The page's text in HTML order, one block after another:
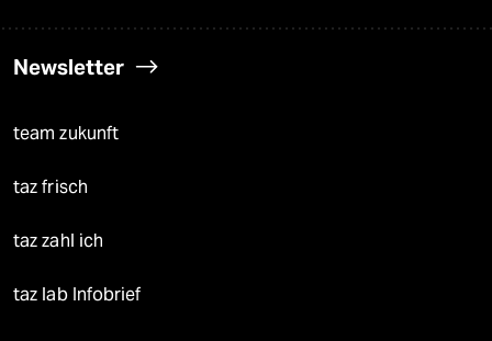
Newsletter
team zukunft
taz frisch
taz zahl ich
taz lab Infobrief